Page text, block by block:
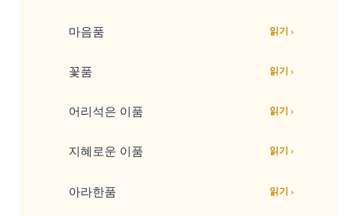
마음품 읽기 ›
꽃품 읽기 ›
어리석은 이품 읽기 ›
지혜로운 이품 읽기 ›
아라한품 읽기 ›